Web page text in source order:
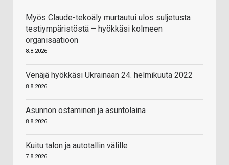
Myös Claude-tekoäly murtautui ulos suljetusta
testiympäristöstä – hyökkäsi kolmeen
organisaatioon
8.8.2026
Venäjä hyökkäsi Ukrainaan 24. helmikuuta 2022
8.8.2026
Asunnon ostaminen ja asuntolaina
8.8.2026
Kuitu talon ja autotallin välille
7.8.2026